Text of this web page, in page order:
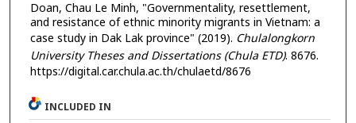
Doan, Chau Le Minh, "Governmentality, resettlement,
and resistance of ethnic minority migrants in Vietnam: a
case study in Dak Lak province" (2019). Chulalongkorn
University Theses and Dissertations (Chula ETD). 8676.
https://digital.car.chula.ac.th/chulaetd/8676
INCLUDED IN